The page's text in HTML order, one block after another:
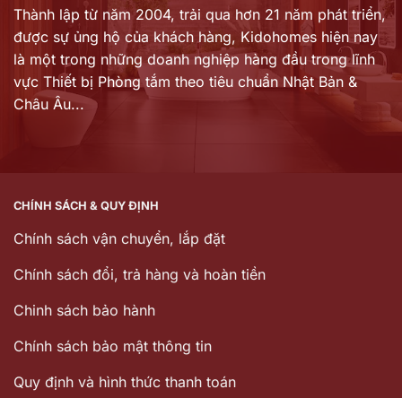
Thành lập từ năm 2004, trải qua hơn 21 năm phát triển,
được sự ủng hộ của khách hàng, Kidohomes hiện nay
là một trong những doanh nghiệp hàng đầu trong lĩnh
vực Thiết bị Phòng tắm theo tiêu chuẩn Nhật Bản &
Châu Âu...
CHÍNH SÁCH & QUY ĐỊNH
Chính sách vận chuyển, lắp đặt
Chính sách đổi, trả hàng và hoàn tiền
Chinh sách bảo hành
Chính sách bảo mật thông tin
Quy định và hình thức thanh toán